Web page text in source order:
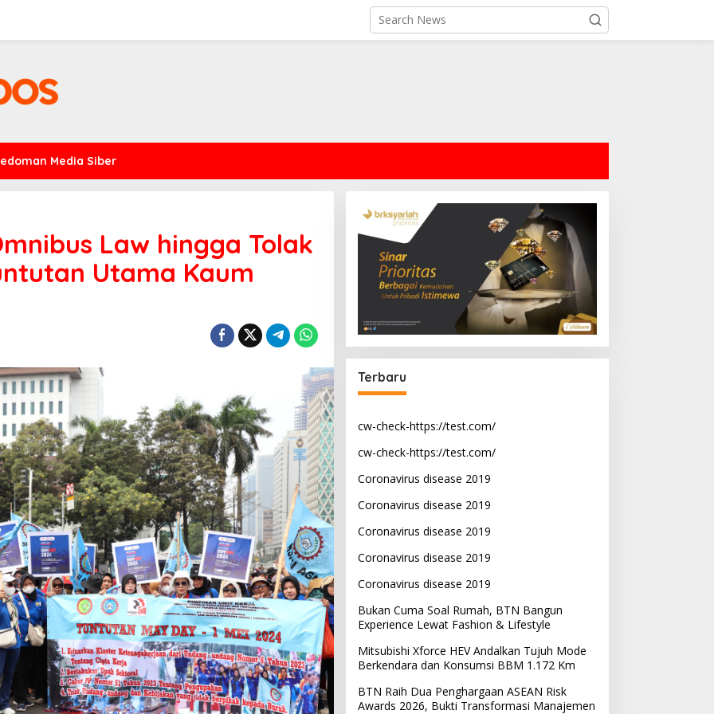
Media Siber
Law hingga Tolak
Utama Kaum
Terbaru
cw-check-https://test.com/
cw-check-https://test.com/
Coronavirus disease 2019
Coronavirus disease 2019
Coronavirus disease 2019
Coronavirus disease 2019
Coronavirus disease 2019
Bukan Cuma Soal Rumah, BTN Bangun
Experience Lewat Fashion & Lifestyle
Mitsubishi Xforce HEV Andalkan Tujuh Mode
Berkendara dan Konsumsi BBM 1.172 Km
BTN Raih Dua Penghargaan ASEAN Risk
Awards 2026, Bukti Transformasi Manajemen